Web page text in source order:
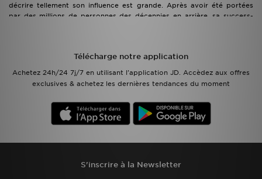
décrire tellement son influence est grande. Après avoir été portées
par des millions de personnes des décennies en arrière, sa success-
retrouve une paire de chaussures qui continue de faire parler d'elle.
Avec son mythique embout en caoutchouc, la classe est à tes pieds.
Télécharge notre application
Achetez 24h/24 7j/7 en utilisant l'application JD. Accèdez aux offres
exclusives & achetez les dernières tendances du moment
S'inscrire à la Newsletter